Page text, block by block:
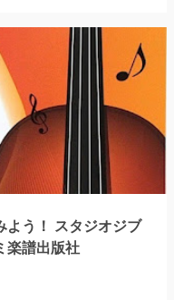
よう！ スタジオジブ
楽譜出版社